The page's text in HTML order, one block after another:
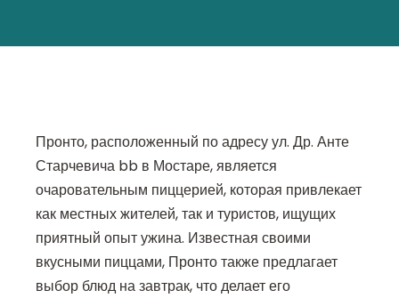
Пронто, расположенный по адресу ул. Др. Анте
Старчевича bb в Мостаре, является
очаровательным пиццерией, которая привлекает
как местных жителей, так и туристов, ищущих
приятный опыт ужина. Известная своими
вкусными пиццами, Пронто также предлагает
выбор блюд на завтрак, что делает его